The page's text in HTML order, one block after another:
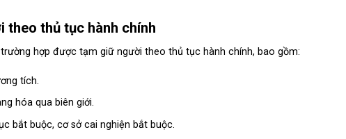
thủ tục hành chính
hợp được tạm giữ người theo thủ tục hành chính, bao gồm:
tích.
hóa qua biên giới.
bắt buộc, cơ sở cai nghiện bắt buộc.